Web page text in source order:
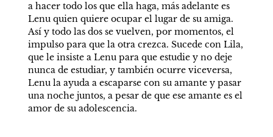
a hacer todo los que ella haga, más adelante es
Lenu quien quiere ocupar el lugar de su amiga.
Así y todo las dos se vuelven, por momentos, el
impulso para que la otra crezca. Sucede con Lila,
que le insiste a Lenu para que estudie y no deje
nunca de estudiar, y también ocurre viceversa,
Lenu la ayuda a escaparse con su amante y pasar
una noche juntos, a pesar de que ese amante es el
amor de su adolescencia.